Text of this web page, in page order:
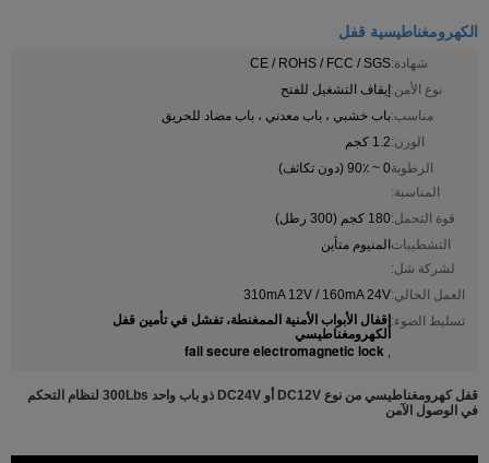
الكهرومغناطيسية قفل
شهادة:CE / ROHS / FCC / SGS
نوع الأمن:إيقاف التشغيل للفتح
مناسب:باب خشبي ، باب معدني ، باب مضاد للحريق
الوزن:1.2 كجم
الرطوبة
المناسبة:
0 ~ 90٪ (دون تكاثف)
قوة التحمل:180 كجم (300 رطل)
التشطيبات
لشركة شل:
المنيوم متأين
العمل الحالي:310mA 12V / 160mA 24V
تسليط الضوء:إقفال الأبواب الأمنية الممغنطة، تفشل في تأمين قفل
الكهرومغناطيسي
,
fail secure electromagnetic lock
قفل كهرومغناطيسي من نوع DC12V أو DC24V ذو باب واحد 300Lbs لنظام التحكم
في الوصول الآمن